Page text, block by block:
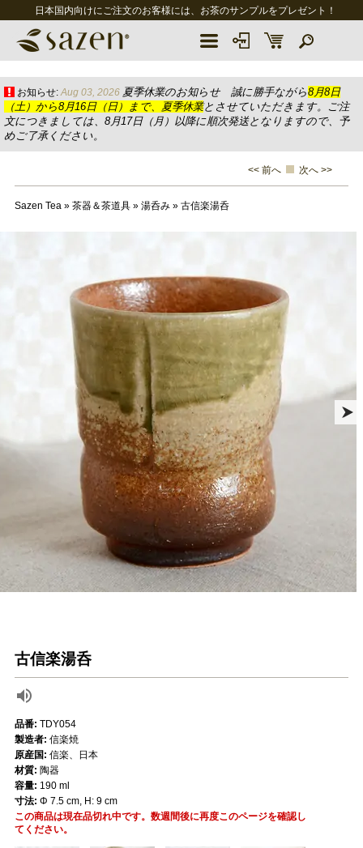
日本国内向けにご注文のお客様には、お茶のサンプルをプレゼント！
お知らせ: Aug 03, 2026 夏季休業のお知らせ 誠に勝手ながら8月8日
（土）から8月16日（日）まで、夏季休業とさせていただきます。ご注
文につきましては、8月17日（月）以降に順次発送となりますので、予
めご了承ください。
<< 前へ 次へ >>
Sazen Tea» 茶器＆茶道具» 湯呑み» 古信楽湯呑
古信楽湯呑
品番: TDY054
製造者: 信楽焼
原産国: 信楽、日本
材質: 陶器
容量: 190 ml
寸法: Φ 7.5 cm, H: 9 cm
この商品は現在品切れ中です。数週間後に再度このページを確認し
てください。